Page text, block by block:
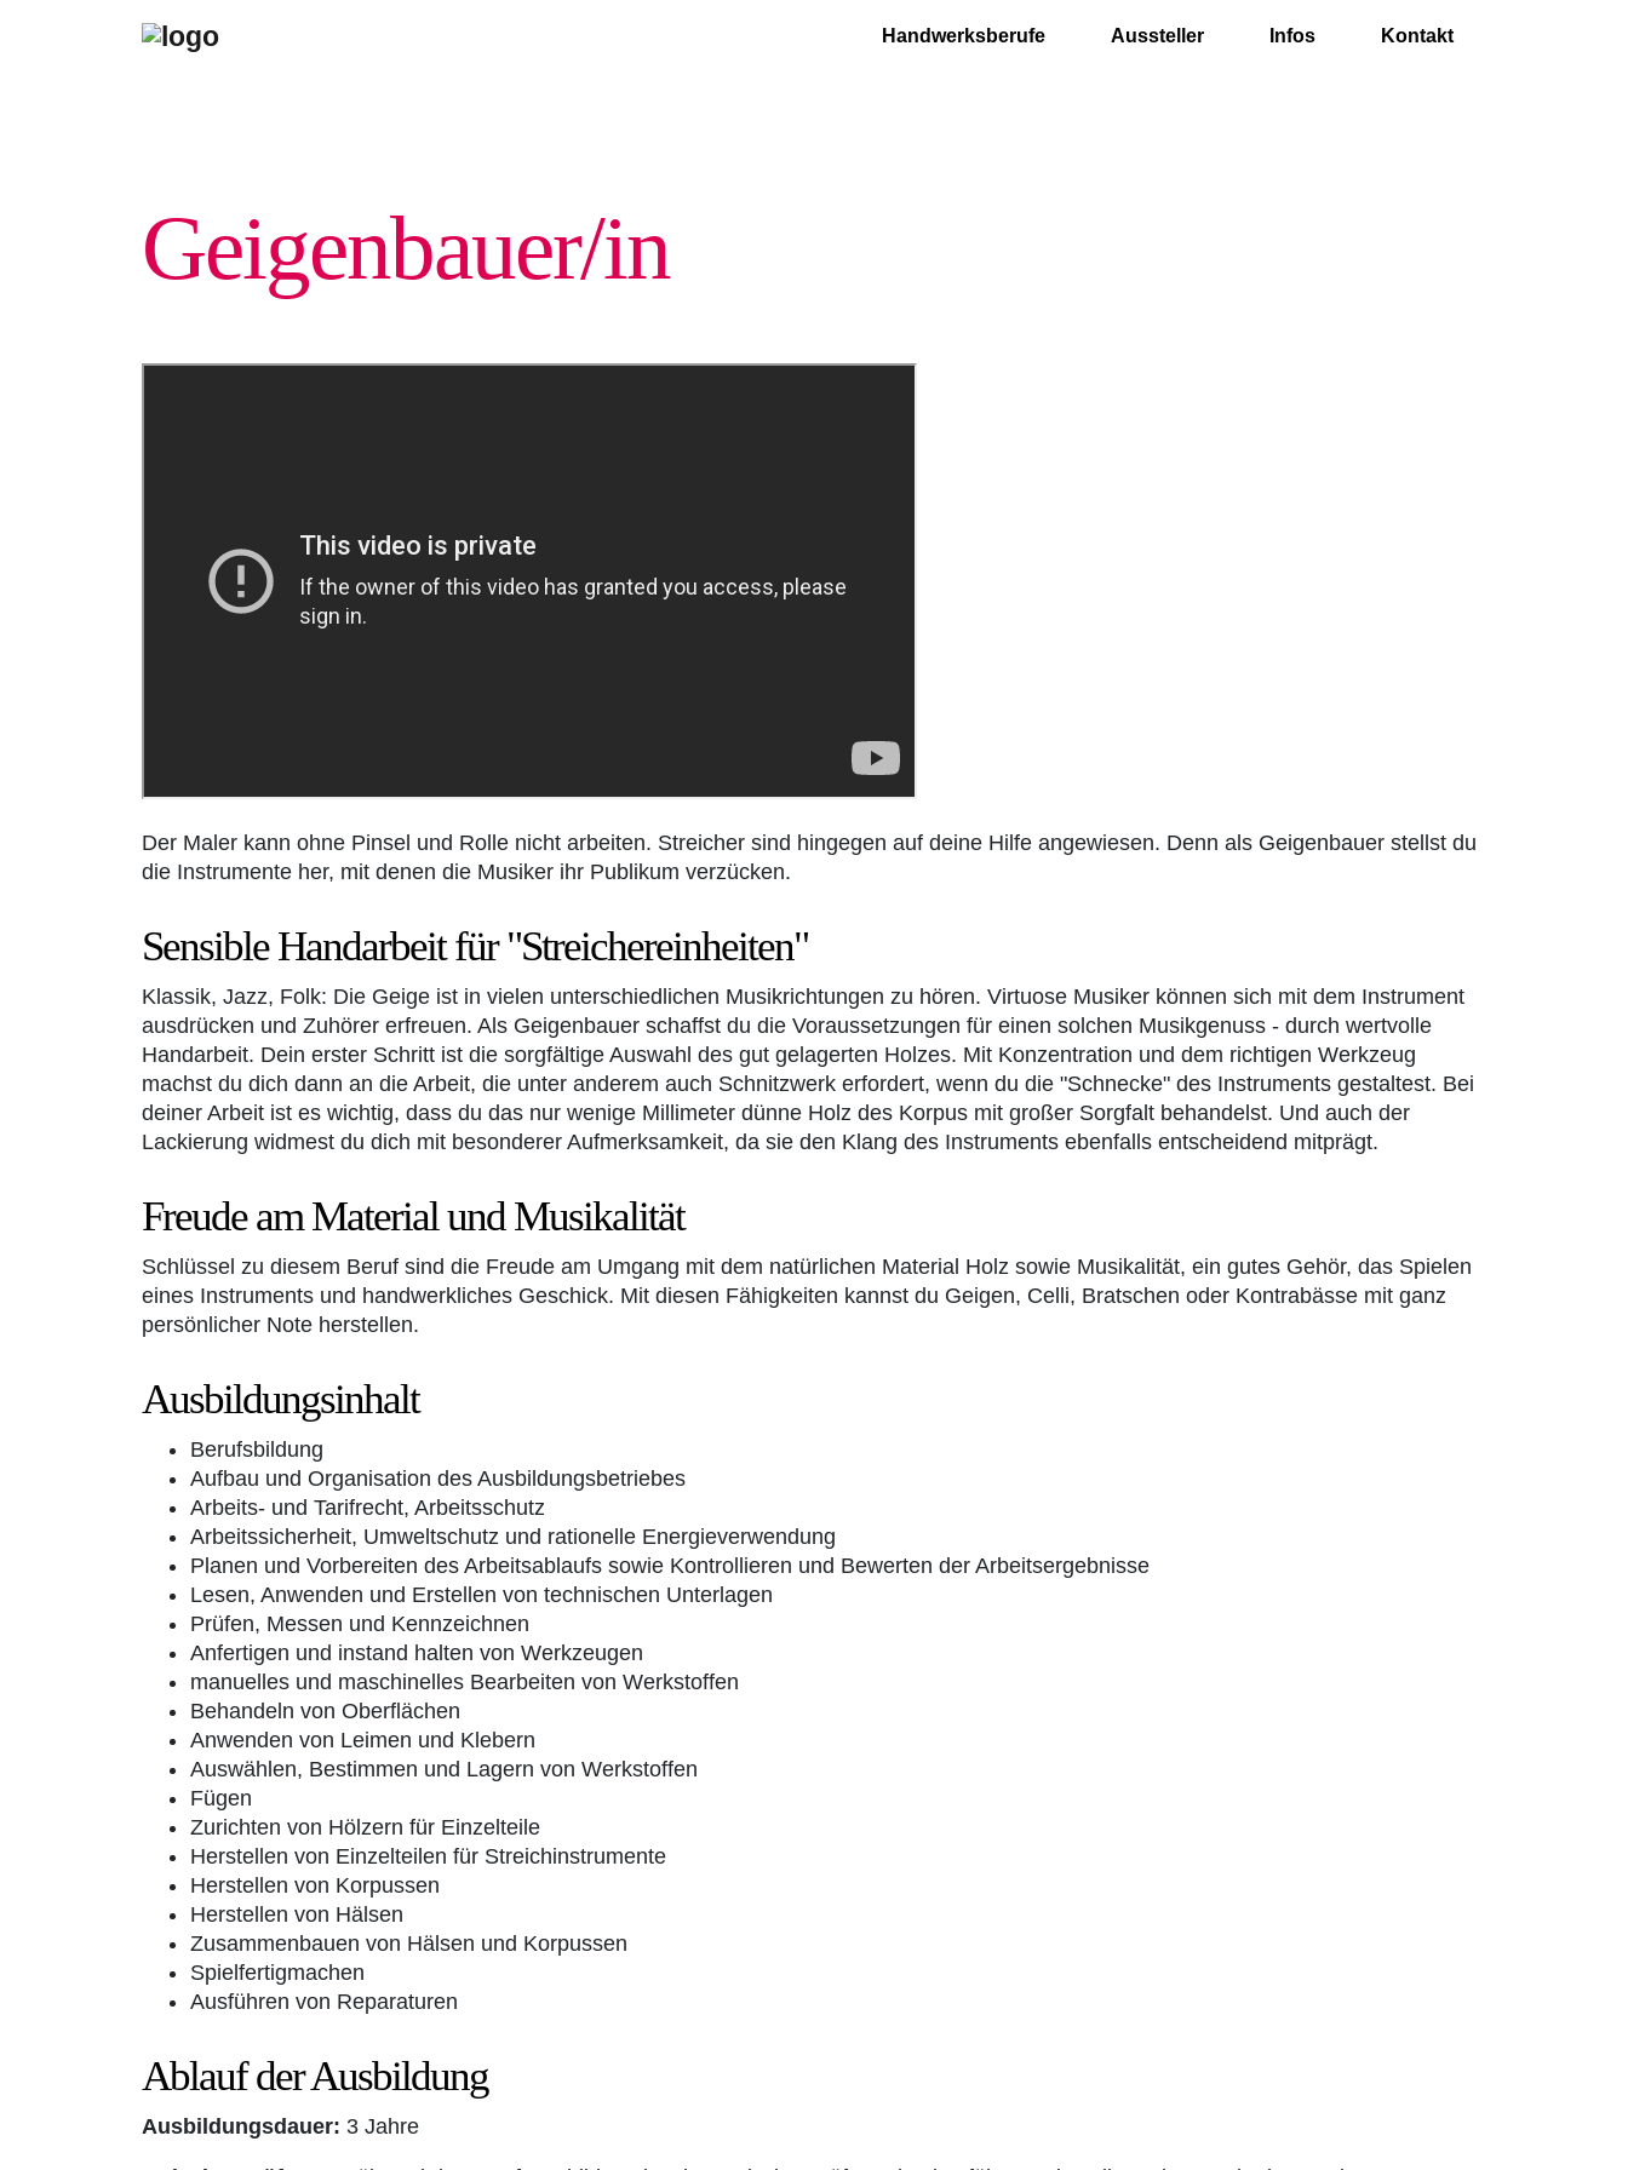
Handwerksberufe Aussteller Infos Kontakt
Geigen­bauer/in
Der Maler kann ohne Pinsel und Rolle nicht arbeiten. Streicher sind hingegen auf deine Hilfe angewiesen. Denn als Geigenbauer stellst du
die Instrumente her, mit denen die Musiker ihr Publikum verzücken.
Sensible Handarbeit für "Streichereinheiten"
Klassik, Jazz, Folk: Die Geige ist in vielen unterschiedlichen Musikrichtungen zu hören. Virtuose Musiker können sich mit dem Instrument
ausdrücken und Zuhörer erfreuen. Als Geigenbauer schaffst du die Voraussetzungen für einen solchen Musikgenuss - durch wertvolle
Handarbeit. Dein erster Schritt ist die sorgfältige Auswahl des gut gelagerten Holzes. Mit Konzentration und dem richtigen Werkzeug
machst du dich dann an die Arbeit, die unter anderem auch Schnitzwerk erfordert, wenn du die "Schnecke" des Instruments gestaltest. Bei
deiner Arbeit ist es wichtig, dass du das nur wenige Millimeter dünne Holz des Korpus mit großer Sorgfalt behandelst. Und auch der
Lackierung widmest du dich mit besonderer Aufmerksamkeit, da sie den Klang des Instruments ebenfalls entscheidend mitprägt.
Freude am Material und Musikalität
Schlüssel zu diesem Beruf sind die Freude am Umgang mit dem natürlichen Material Holz sowie Musikalität, ein gutes Gehör, das Spielen
eines Instruments und handwerkliches Geschick. Mit diesen Fähigkeiten kannst du Geigen, Celli, Bratschen oder Kontrabässe mit ganz
persönlicher Note herstellen.
Ausbildungsinhalt
Berufsbildung
Aufbau und Organisation des Ausbildungsbetriebes
Arbeits- und Tarifrecht, Arbeitsschutz
Arbeitssicherheit, Umweltschutz und rationelle Energieverwendung
Planen und Vorbereiten des Arbeitsablaufs sowie Kontrollieren und Bewerten der Arbeitsergebnisse
Lesen, Anwenden und Erstellen von technischen Unterlagen
Prüfen, Messen und Kennzeichnen
Anfertigen und instand halten von Werkzeugen
manuelles und maschinelles Bearbeiten von Werkstoffen
Behandeln von Oberflächen
Anwenden von Leimen und Klebern
Auswählen, Bestimmen und Lagern von Werkstoffen
Fügen
Zurichten von Hölzern für Einzelteile
Herstellen von Einzelteilen für Streichinstrumente
Herstellen von Korpussen
Herstellen von Hälsen
Zusammenbauen von Hälsen und Korpussen
Spielfertigmachen
Ausführen von Reparaturen
Ablauf der Ausbildung
Ausbildungsdauer: 3 Jahre